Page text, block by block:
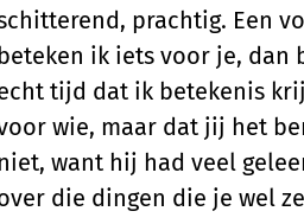
prachtig. Een
beteken ik iets voor je, dan
tijd dat ik betekenis
wie, maar dat jij het
want hij had veel
die dingen die je wel